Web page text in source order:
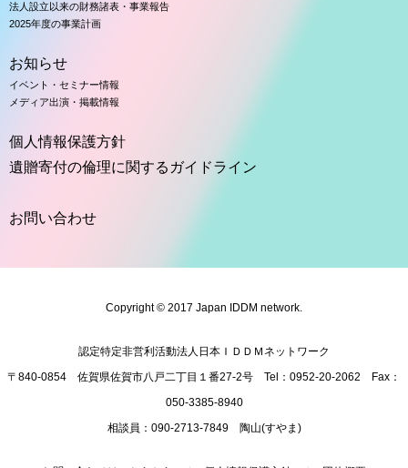
法人設立以来の財務諸表・事業報告
2025年度の事業計画
お知らせ
イベント・セミナー情報
メディア出演・掲載情報
個人情報保護方針
遺贈寄付の倫理に関するガイドライン
お問い合わせ
Copyright © 2017 Japan IDDM network.
認定特定非営利活動法人日本ＩＤＤＭネットワーク
〒840-0854 佐賀県佐賀市八戸二丁目１番27-2号 Tel： 0952-20-2062 Fax：
050-3385-8940
相談員： 090-2713-7849 陶山(すやま)